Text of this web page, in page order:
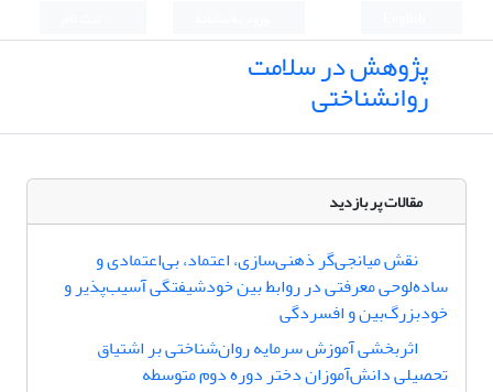
پژوهش در سلامت
روانشناختی
مقالات پر بازدید
نقش میانجی‌گر ذهنی‌سازی، اعتماد، بی‌اعتمادی و
ساده‌لوحی معرفتی در روابط بین خودشیفتگی آسیب‌پذیر و
خودبزرگ‌بین و افسردگی
اثربخشی آموزش سرمایه روان‌شناختی بر اشتیاق
تحصیلی دانش‌آموزان دختر دوره دوم متوسطه